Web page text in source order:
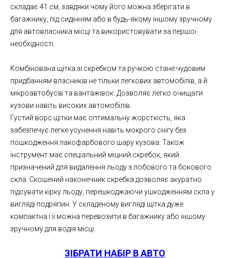
складає 41 см, завдяки чому його можна зберігати в
багажнику, під сидінням або в будь-якому іншому зручному
для автовласника місці та використовувати за першої
необхідності.
Комбінована щітка зі скребком та ручкою стане чудовим
придбанням власників не тільки легкових автомобілів, а й
мікроавтобусів та вантажівок. Дозволяє легко очищати
кузови навіть високих автомобілів.
Густий ворс щітки має оптимальну жорсткість, яка
забезпечує легке усунення навіть мокрого снігу без
пошкодження лакофарбового шару кузова. Також
інструмент має спеціальний міцний скребок, який
призначений для видалення льоду з лобового та бокового
скла. Скошений наконечник скребка дозволяє акуратно
підсувати кірку льоду, перешкоджаючи ушкодженням скла у
вигляді подряпин. У складеному вигляді щітка дуже
компактна і її можна перевозити в багажнику або іншому
зручному для водія місці.
ЗІБРАТИ НАБІР В АВТО